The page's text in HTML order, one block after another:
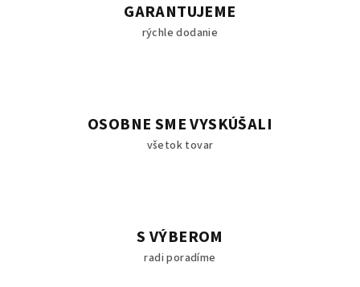
GARANTUJEME
rýchle dodanie
OSOBNE SME VYSKÚŠALI
všetok tovar
S VÝBEROM
radi poradíme